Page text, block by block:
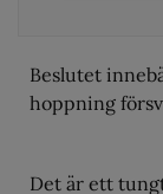
Beslutet
hoppning
Det är ett